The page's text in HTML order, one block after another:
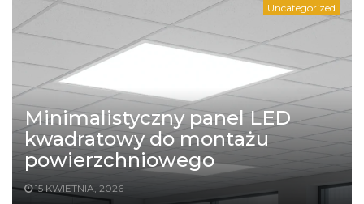
Uncategorized
Minimalistyczny panel LED
kwadratowy do montażu
powierzchniowego
15 KWIETNIA, 2026